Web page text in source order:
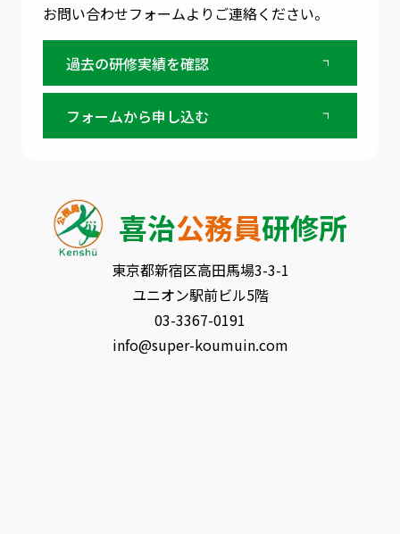
お問い合わせフォームよりご連絡ください。
過去の研修実績を確認
フォームから申し込む
喜治公務員研修所
東京都新宿区⾼⽥⾺場3-3-1
ユニオン駅前ビル5階
03-3367-0191
info@super-koumuin.com